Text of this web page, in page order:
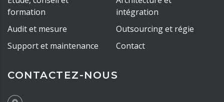
formation
intégration
Audit et mesure
Outsourcing et régie
Support et maintenance
Contact
CONTACTEZ-NOUS